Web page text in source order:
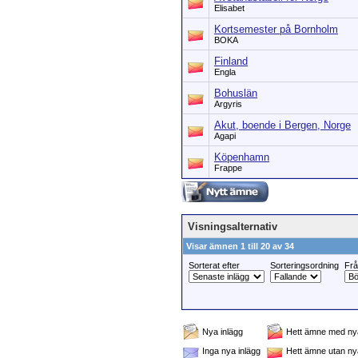
Elisabet
Kortsemester på Bornholm
BOKA
Finland
Engla
Bohuslän
Argyris
Akut, boende i Bergen, Norge
Agapi
Köpenhamn
Frappe
Visningsalternativ
Visar ämnen 1 till 20 av 34
Sorterat efter
Sorteringsordning
Nya inlägg
Hett ämne med
Inga nya inlägg
Hett ämne utan